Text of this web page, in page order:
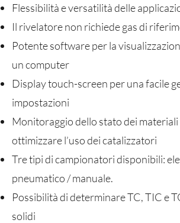
Flessibilità e versatilità delle
Il rivelatore non richiede gas di
Potente software per la
un computer
Display touch-screen per una facile
impostazioni
Monitoraggio dello stato dei
ottimizzare l’uso dei catalizzatori
Tre tipi di campionatori disponibili:
pneumatico / manuale.
Possibilità di determinare TC, TIC e
solidi